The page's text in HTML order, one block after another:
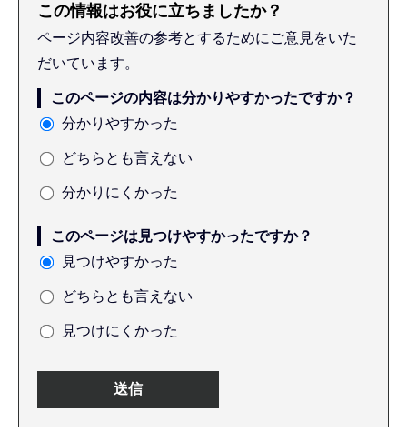
この情報はお役に立ちましたか？
ページ内容改善の参考とするためにご意見をいた
だいています。
このページの内容は分かりやすかったですか？
分かりやすかった
どちらとも言えない
分かりにくかった
このページは見つけやすかったですか？
見つけやすかった
どちらとも言えない
見つけにくかった